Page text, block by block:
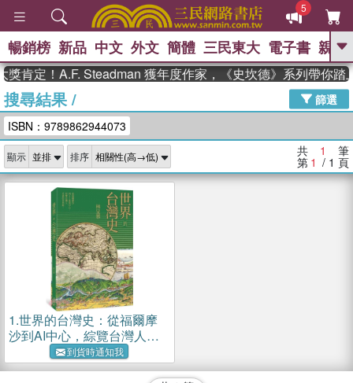
5
GO
高希均教授回憶錄
、 The Odyssey 、 父親節 、 如果歷
獎 臺灣漫遊錄 、 方念華 、 台灣的李
登輝時代
數學女孩：黎曼猜想 、
偉大的迷走神經
暢銷榜 新品 中文 外文 簡體 三民東大 電子書 親子
肯定！A.F. Steadman 獲年度作家，《史坎德》系列帶你踏
搜尋結果/
篩選
ISBN：9789862944073
顯示 排序 共 1 筆
第 1 / 1 頁
1.世界的台灣史：從福爾摩
沙到AI中心，綜覽台灣人走
過的世界路。到貨時通知我